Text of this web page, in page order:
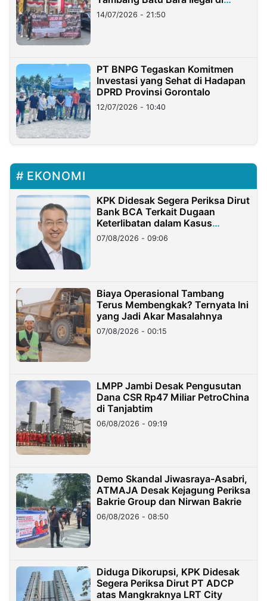
Lampung
14/07/2026 - 21:50
PT BNPG Tegaskan Komitmen
Investasi yang Sehat di Hadapan
DPRD Provinsi Gorontalo
12/07/2026 - 10:40
EKONOMI
KPK Didesak Segera Periksa Dirut
Bank BCA Terkait Dugaan
Keterlibatan dalam Kasus
Hilangnya Dana Nasabah Rp2,58
Miliar
07/08/2026 - 09:06
Biaya Operasional Tambang
Terus Membengkak? Ternyata Ini
yang Jadi Akar Masalahnya
07/08/2026 - 00:15
LMPP Jambi Desak Pengusutan
Dana CSR Rp47 Miliar PetroChina
di Tanjabtim
06/08/2026 - 09:19
Demo Skandal Jiwasraya-Asabri,
ATMAJA Desak Kejagung Periksa
Bakrie Group dan Nirwan Bakrie
06/08/2026 - 08:50
Diduga Dikorupsi, KPK Didesak
Segera Periksa Dirut PT ADCP
atas Mangkraknya LRT City